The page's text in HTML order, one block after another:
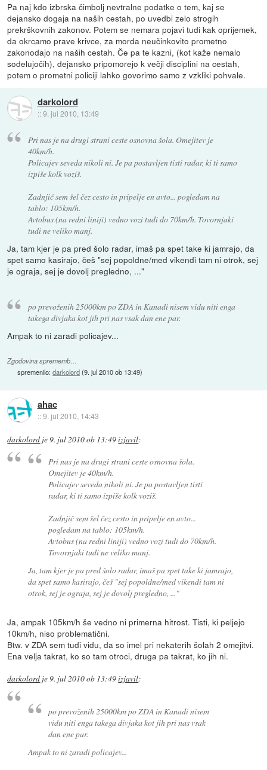
Pa naj kdo izbrska čimbolj nevtralne podatke o tem, kaj se
dejansko dogaja na naših cestah, po uvedbi zelo strogih
prekrškovnih zakonov. Potem se nemara pojavi tudi kak oprijemek,
da okrcamo prave krivce, za morda neučinkovito prometno
zakonodajo na naših cestah. Če pa te kazni, (kot kaže nemalo
sodelujočih), dejansko pripomorejo k večji disciplini na cestah,
potem o prometni policiji lahko govorimo samo z vzkliki pohvale.
darkolord
::9. jul 2010, 13:49
Pri nas je na drugi strani ceste osnovna šola. Omejitev je
40km/h.
Policajev seveda nikoli ni. Je pa postavljen tisti radar, ki ti samo
izpiše kolk voziš.
Zadnjič sem šel čez cesto in pripelje en avto... pogledam na
tablo: 105km/h.
Avtobus (na redni liniji) vedno vozi tudi do 70km/h. Tovornjaki
tudi ne veliko manj.
Ja, tam kjer je pa pred šolo radar, imaš pa spet take ki jamrajo, da
spet samo kasirajo, češ "sej popoldne/med vikendi tam ni otrok, sej
je ograja, sej je dovolj pregledno, ..."
po prevoženih 25000km po ZDA in Kanadi nisem vidu niti enga
takega divjaka kot jih pri nas vsak dan ene par.
Ampak to ni zaradi policajev...
Zgodovina sprememb…
spremenilo:darkolord(9. jul 2010 ob 13:49)
ahac
::9. jul 2010, 14:43
darkolord je9. jul 2010 ob 13:49izjavil:
Pri nas je na drugi strani ceste osnovna šola.
Omejitev je 40km/h.
Policajev seveda nikoli ni. Je pa postavljen tisti
radar, ki ti samo izpiše kolk voziš.
Zadnjič sem šel čez cesto in pripelje en avto...
pogledam na tablo: 105km/h.
Avtobus (na redni liniji) vedno vozi tudi do 70km/h.
Tovornjaki tudi ne veliko manj.
Ja, tam kjer je pa pred šolo radar, imaš pa spet take ki jamrajo,
da spet samo kasirajo, češ "sej popoldne/med vikendi tam ni
otrok, sej je ograja, sej je dovolj pregledno, ..."
Ja, ampak 105km/h še vedno ni primerna hitrost. Tisti, ki peljejo
10km/h, niso problematični.
Btw. v ZDA sem tudi vidu, da so imel pri nekaterih šolah 2 omejitvi.
Ena velja takrat, ko so tam otroci, druga pa takrat, ko jih ni.
darkolord je9. jul 2010 ob 13:49izjavil:
po prevoženih 25000km po ZDA in Kanadi nisem
vidu niti enga takega divjaka kot jih pri nas vsak
dan ene par.
Ampak to ni zaradi policajev...